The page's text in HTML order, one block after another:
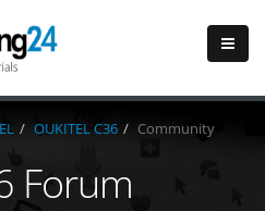
OUKITEL C36 Community
Forum